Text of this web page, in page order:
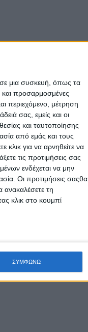
μια συσκευή, όπως τα
και προσαρμοσμένες
περιεχόμενο, μέτρηση
σας, εμείς και οι
και ταυτοποίησης
από εμάς και τους
για να αρνηθείτε να
τις προτιμήσεις σας
ενδέχεται να μην
Οι προτιμήσεις σαςθα
ανακαλέσετε τη
κλικ στο κουμπί
ΣΥΜΦΩΝΩ